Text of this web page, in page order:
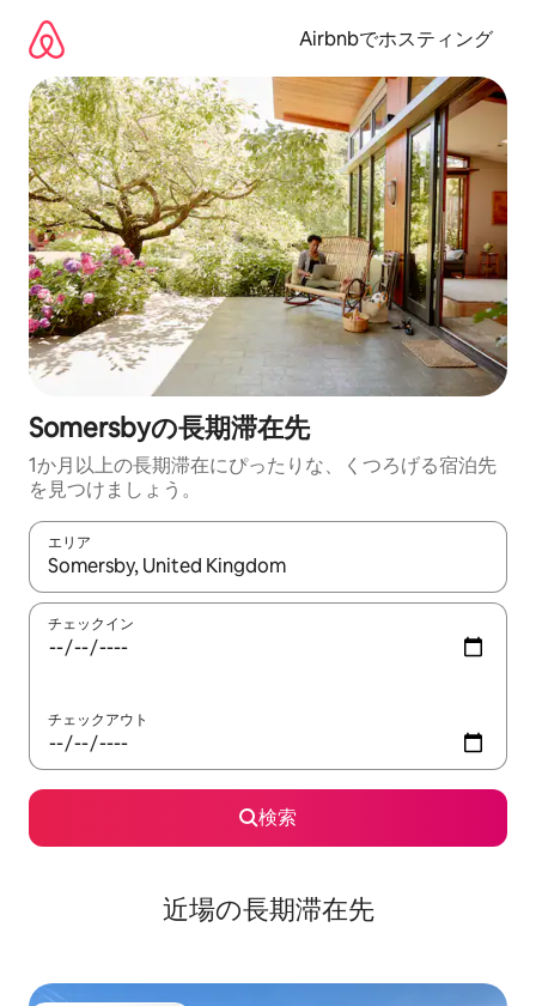
Airbnbでホスティング
Somersbyの長期滞在先
1か月以上の長期滞在にぴったりな、くつろげる宿泊先
を見つけましょう。
エリア
検索結果が表示されたら、上下の矢印キーを使って移動するか
チェックイン
チェックアウト
検索
近場の長期滞在先